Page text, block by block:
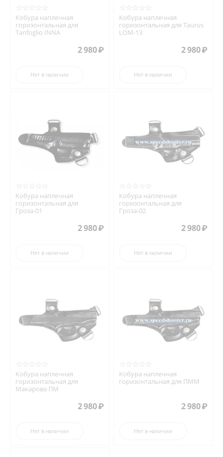
Кобура наплечная
горизонтальная для
Tanfoglio INNA
2 980₽
Нет в наличии
Кобура наплечная
горизонтальная для Taurus
LOM-13
2 980₽
Нет в наличии
Кобура наплечная
горизонтальная для
Гроза-01
2 980₽
Нет в наличии
Кобура наплечная
горизонтальная для
Гроза-02
2 980₽
Нет в наличии
Кобура наплечная
горизонтальная для
Макарова ПМ
2 980₽
Нет в наличии
Кобура наплечная
горизонтальная для ПММ
2 980₽
Нет в наличии